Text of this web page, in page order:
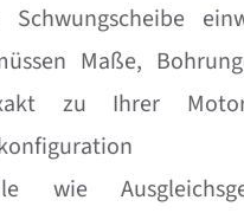
Maße,
zu Ihrer
wie